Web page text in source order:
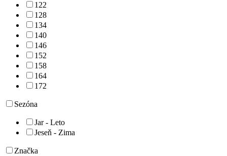
122
128
134
140
146
152
158
164
172
Sezóna
Jar - Leto
Jeseň - Zima
Značka